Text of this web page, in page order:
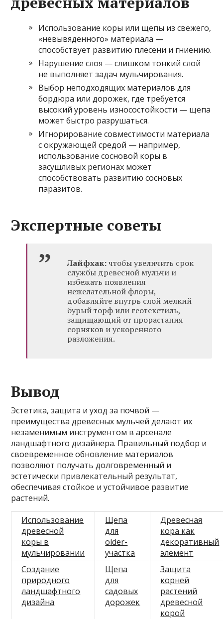
Использование коры или щепы из свежего,
«невывяденного» материала —
способствует развитию плесени и гниению.
Нарушение слоя — слишком тонкий слой
не выполняет задач мульчирования.
Выбор неподходящих материалов для
бордюра или дорожек, где требуется
высокий уровень износостойкости — щепа
может быстро разрушаться.
Игнорирование совместимости материала
с окружающей средой — например,
использование сосновой коры в
засушливых регионах может
способствовать развитию сосновых
паразитов.
Экспертные советы
Лайфхак:чтобы увеличить срок
службы древесной мульчи и
избежать появления
нежелательной флоры,
добавляйте внутрь слой мелкий
бурый торф или геотекстиль,
защищающий от прорастания
сорняков и ускоренного
разложения.
Вывод
Эстетика, защита и уход за почвой —
преимущества древесных мульчей делают их
незаменимым инструментом в арсенале
ландшафтного дизайнера. Правильный подбор и
своевременное обновление материалов
позволяют получать долговременный и
эстетически привлекательный результат,
обеспечивая стойкое и устойчивое развитие
растений.
Использование
древесной
коры в
мульчировании
Щепа
для
older-
участка
Древесная
кора как
декоративный
элемент
Создание
природного
ландшафтного
дизайна
Щепа
для
садовых
дорожек
Защита
корней
растений
древесной
корой